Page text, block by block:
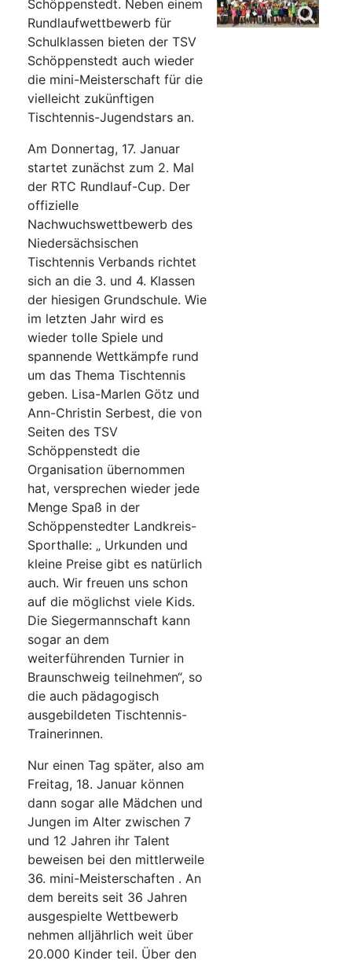
Schöppenstedt. Neben einem
Rundlaufwettbewerb für
Schulklassen bieten der TSV
Schöppenstedt auch wieder
die mini-Meisterschaft für die
vielleicht zukünftigen
Tischtennis-Jugendstars an.
Am Donnertag, 17. Januar
startet zunächst zum 2. Mal
der RTC Rundlauf-Cup. Der
offizielle
Nachwuchswettbewerb des
Niedersächsischen
Tischtennis Verbands richtet
sich an die 3. und 4. Klassen
der hiesigen Grundschule. Wie
im letzten Jahr wird es
wieder tolle Spiele und
spannende Wettkämpfe rund
um das Thema Tischtennis
geben. Lisa-Marlen Götz und
Ann-Christin Serbest, die von
Seiten des TSV
Schöppenstedt die
Organisation übernommen
hat, versprechen wieder jede
Menge Spaß in der
Schöppenstedter Landkreis-
Sporthalle: „ Urkunden und
kleine Preise gibt es natürlich
auch. Wir freuen uns schon
auf die möglichst viele Kids.
Die Siegermannschaft kann
sogar an dem
weiterführenden Turnier in
Braunschweig teilnehmen“, so
die auch pädagogisch
ausgebildeten Tischtennis-
Trainerinnen.
Nur einen Tag später, also am
Freitag, 18. Januar können
dann sogar alle Mädchen und
Jungen im Alter zwischen 7
und 12 Jahren ihr Talent
beweisen bei den mittlerweile
36. mini-Meisterschaften . An
dem bereits seit 36 Jahren
ausgespielte Wettbewerb
nehmen alljährlich weit über
20.000 Kinder teil. Über den